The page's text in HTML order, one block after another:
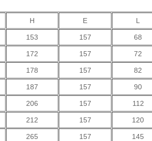
H E L
153 157 68
172 157 72
178 157 82
187 157 90
206 157 112
212 157 120
265 157 145